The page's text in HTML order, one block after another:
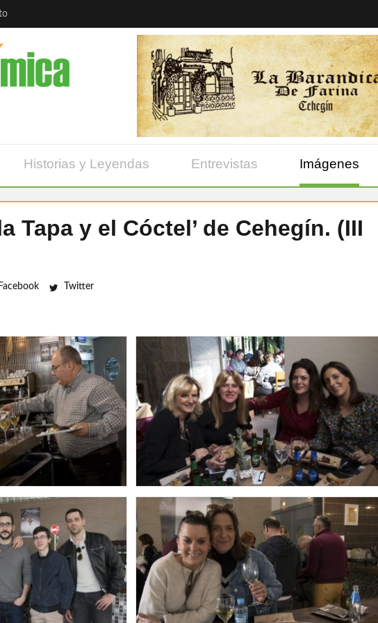
Historias y Leyendas Entrevistas Imágenes
Tapa y el Cóctel’ de Cehegín. (III
Facebook Twitter